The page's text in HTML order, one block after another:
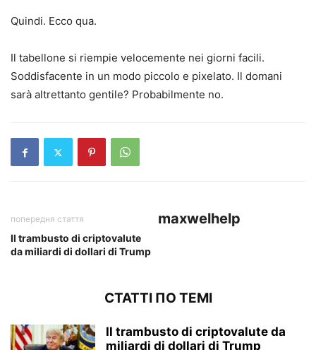
Quindi. Ecco qua.
Il tabellone si riempie velocemente nei giorni facili.
Soddisfacente in un modo piccolo e pixelato. Il domani
sarà altrettanto gentile? Probabilmente no.
попередня стаття
Il trambusto di criptovalute
da miliardi di dollari di Trump
maxwelhelp
СТАТТІ ПО ТЕМІ
Il trambusto di criptovalute da
miliardi di dollari di Trump